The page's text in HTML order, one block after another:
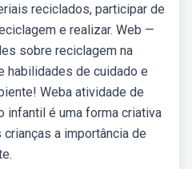
reciclados, participar de
e realizar. Web —
sobre reciclagem na
habilidades de cuidado e
Weba atividade de
infantil é uma forma criativa
a importância de